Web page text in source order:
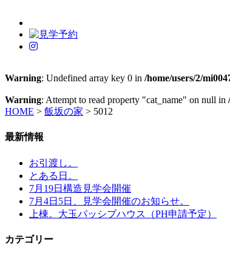
Warning: Undefined array key 0 in /home/users/2/
Warning: Attempt to read property "cat_name" on null in
HOME > 飯坂の家 > 5012
最新情報
お引渡し。
とある日。
7月19日構造見学会開催
7月4日5日、見学会開催のお知らせ。
上棟。大玉パッシブハウス（PH申請予定）
カテゴリー